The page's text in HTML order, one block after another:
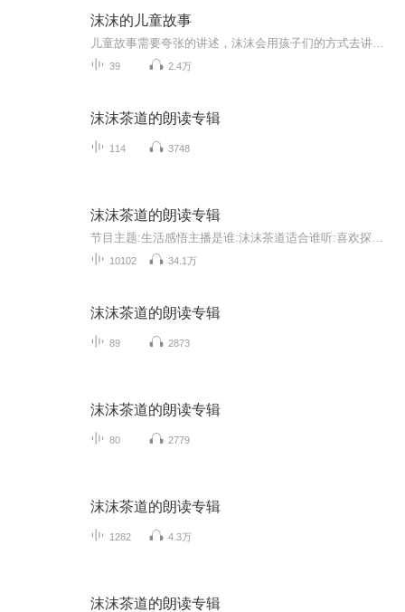
沫沫的儿童故事
39 2.4万
沫沫茶道的朗读专辑
114 3748
沫沫茶道的朗读专辑
10102 34.1万
沫沫茶道的朗读专辑
89 2873
沫沫茶道的朗读专辑
80 2779
沫沫茶道的朗读专辑
1282 4.3万
沫沫茶道的朗读专辑